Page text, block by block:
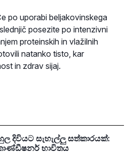
po uporabi beljakovinskega
posezite po intenzivni
proteinskih in vlažilnih
natanko tisto, kar
in zdrav sijaj.
දිවියට සැහැල්ලු සත්කාරයක්:
භාවිතය